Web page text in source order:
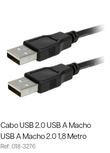
Cabo USB 2.0 USB A Macho
USB A Macho 2.0 1,8 Metro
Preto 018-3276
Ref: 018-3276